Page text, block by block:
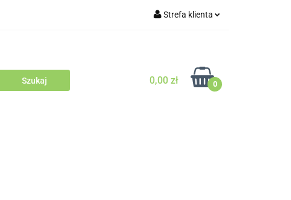
Strefa klienta
Zarejestruj się
Zapytaj
0,00 zł 0